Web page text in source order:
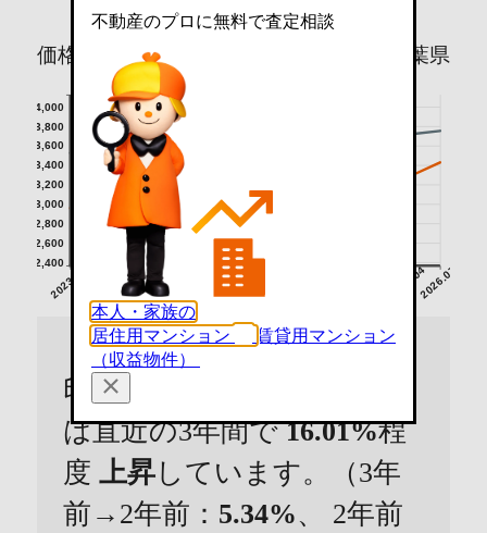
価格（万円） 千葉県
2023.07 2024.012024.04 2024.102025.01 2026.042026.07
2,400
2,600
2,800
3,000
3,200
3,400
3,600
3,800
4,000
印西市のマンションの価格
は直近の3年間で16.01%程
度 上昇しています。（3年
前→2年前： 5.34%、 2年前
不動産のプロに無料で査定相談
本人・家族の
居住用マンション
賃貸用マンション
（収益物件）